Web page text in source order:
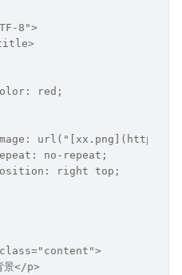
8">
red;
no-repeat;
right top;
景</p>